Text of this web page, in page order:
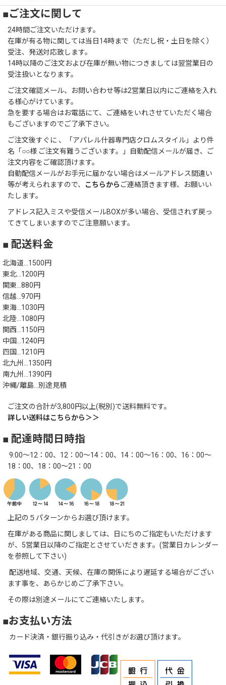
■ご注文に関して
24時間ご注文いただけます。
在庫が有る物に関しては当日14時まで（ただし祝・土日を除く）
受注、発送対応致します。
14時以降のご注文および在庫が無い物につきましては翌営業日の
受注扱いとなります。
ご注文確認メール、お問い合わせ等は2営業日以内にご連絡を入れ
る様心がけています。
急を要する場合はお電話にて、ご連絡をいれさせていただく場合
もございますのでご了承下さい。
ご注文後すぐに 、「アパレル什器専門店クロムスタイル」より件
名「○○様 ご注文有難うございます。」自動配信メールが届き、ご
注文内容をご確認頂けます。
自動配信メールがお手元に届かない場合はメールアドレス間違い
等が考えられますので、
こちらから ご連絡頂きます様、お願いい
たします。
アドレス記入ミスや受信メールBOXが多い場合、受信されず戻っ
てきてしまいますのでご注意願います。
■ 配送料金
北海道…1500円
東北…1200円
関東…880円
信越…970円
東海…1030円
北陸…1080円
関西…1150円
中国…1240円
四国…1210円
北九州…1350円
南九州…1390円
沖縄/離島…別途見積
ご注文の合計が3,800円以上(税別)で送料無料です。
詳しい送料はこちらから＞＞
■ 配達時間日時指
9:00～12：00、12：00～14：00、14：00～16：00、16：00～
18：00、18：00～21：00
上記の５パターンからお選び頂けます。
在庫がある商品に関しましては、日にちのご指定もいただけます
が、5営業日以降のご指定とさせていだきます。(営業日カレンダー
を参照して下さい)
配送地域、交通、天候、在庫の関係により遅延する場合がござい
ます事を、あらかじめご了承下さい。
その際は別途メールにてご連絡いたします。
■お支払い方法
カード決済・銀行振り込み・代引きがお選び頂けます。